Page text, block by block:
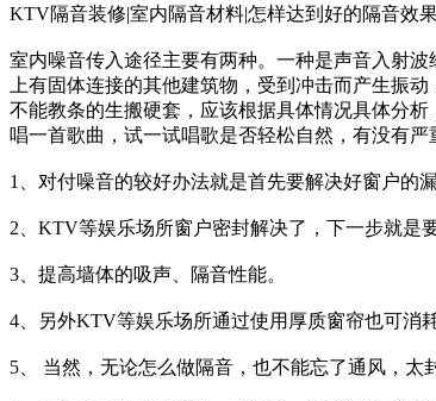
KTV隔音装修|室内隔音材料|怎样达到好的隔音效
室内噪音传入途径主要有两种。一种是声音入射
上有固体连接的其他建筑物，受到冲击而产生振
不能教条的生搬硬套，应该根据具体情况具体分
唱一首歌曲，试一试唱歌是否轻松自然，有没有严
1、对付噪音的较好办法就是首先要解决好窗户的漏
2、KTV等娱乐场所窗户密封解决了，下一步就是
3、提高墙体的吸声、隔音性能。
4、另外KTV等娱乐场所通过使用厚质窗帘也可消
5、 当然，无论怎么做隔音，也不能忘了通风，太